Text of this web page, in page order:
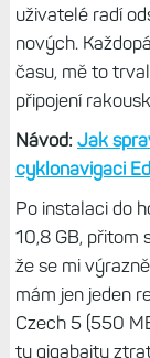
uživatelé radí
nových.
času, mě to
připojení
Návod: Jak
cyklonavigaci
Po instalaci do
10,8 GB, přitom
že se mi
mám jen jeden
Czech 5 (550
ty gigabajty